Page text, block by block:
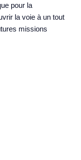
pour la
la voie à un tout
missions